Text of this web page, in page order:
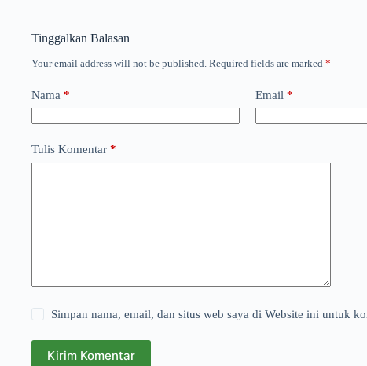
Tinggalkan Balasan
Your email address will not be published. Required fields are marked *
Nama * Email *
Tulis Komentar *
Simpan nama, email, dan situs web saya di Website ini untuk
Kirim Komentar